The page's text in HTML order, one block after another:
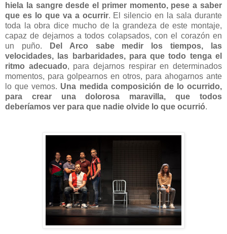
hiela la sangre desde el primer momento, pese a saber
que es lo que va a ocurrir. El silencio en la sala durante
toda la obra dice mucho de la grandeza de este montaje,
capaz de dejarnos a todos colapsados, con el corazón en
un puño.
Del Arco sabe medir los tiempos, las
velocidades, las barbaridades, para que todo tenga el
ritmo adecuado, para dejarnos respirar en determinados
momentos, para golpearnos en otros, para ahogarnos ante
lo que vemos. Una medida composición de lo ocurrido,
para crear una dolorosa maravilla, que todos
deberíamos ver para que nadie olvide lo que ocurrió.